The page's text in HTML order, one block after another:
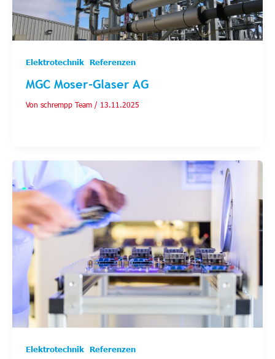
Elektrotechnik, Referenzen
MGC Moser-Glaser AG
Von schrempp Team / 13.11.2025
Elektrotechnik, Referenzen